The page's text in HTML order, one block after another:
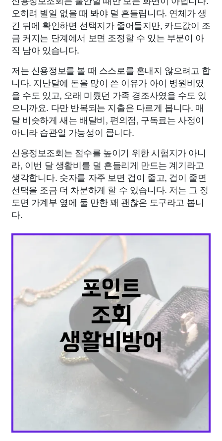
오히려 별일 없을 때 봐야 덜 흔들립니다. 연체가 생
긴 뒤에 확인하면 선택지가 줄어들지만, 카드값이 조
금 커지는 단계에서 보면 조정할 수 있는 부분이 아
직 남아 있습니다.
저는 신용정보를 볼 때 스스로를 혼내지 않으려고 합
니다. 지난달에 돈을 많이 쓴 이유가 아이 병원비였
을 수도 있고, 오래 미뤘던 가족 경조사였을 수도 있
으니까요. 다만 반복되는 지출은 다르게 봅니다. 매
달 비슷하게 새는 배달비, 편의점, 구독료는 사정이
아니라 습관일 가능성이 큽니다.
신용정보조회는 점수를 높이기 위한 시험지가 아니
라, 이번 달 생활비를 덜 흔들리게 만드는 계기라고
생각합니다. 숫자를 자주 보면 겁이 줄고, 겁이 줄면
선택을 조금 더 차분하게 할 수 있습니다. 저는 그 정
도면 가계부 옆에 둘 만한 꽤 괜찮은 도구라고 봅니
다.